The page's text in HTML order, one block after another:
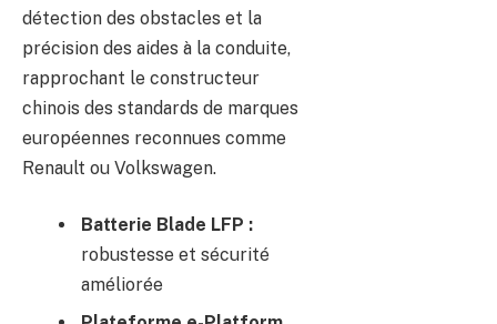
détection des obstacles et la
précision des aides à la conduite,
rapprochant le constructeur
chinois des standards de marques
européennes reconnues comme
Renault ou Volkswagen.
Batterie Blade LFP :
robustesse et sécurité
améliorée